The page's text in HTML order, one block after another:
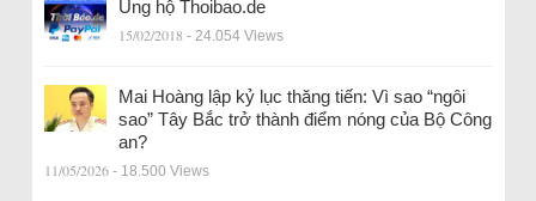
Ủng hộ Thoibao.de
15/02/2018 - 24.054 Views
Mai Hoàng lập kỷ lục thăng tiến: Vì sao “ngôi
sao” Tây Bắc trở thành điểm nóng của Bộ Công
an?
11/05/2026 - 18.500 Views